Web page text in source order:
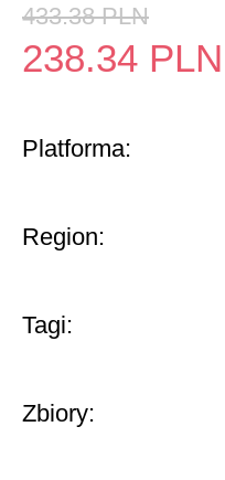
433.38 PLN
238.34 PLN
Platforma:
Region:
Tagi:
Zbiory: